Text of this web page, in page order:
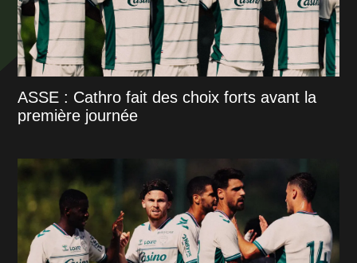
ASSE : Cathro fait des choix forts avant la
première journée